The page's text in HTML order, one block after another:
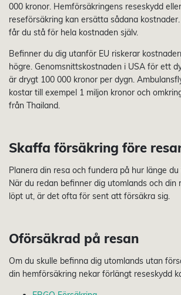
000 kronor. Hemförsäkringens reseskydd
reseförsäkring kan ersätta sådana
får du stå för hela kostnaden själv.
Befinner du dig utanför EU riskerar
högre. Genomsnittskostnaden i USA för ett
är drygt 100 000 kronor per dygn.
kostar till exempel 1 miljon kronor och
från Thailand.
Skaffa försäkring före
Planera din resa och fundera på hur länge
När du redan befinner dig utomlands och din
löpt ut, är det ofta för sent att försäkra sig.
Oförsäkrad på resan
Om du skulle befinna dig utomlands utan
din hemförsäkring nekar förlängt reseskydd